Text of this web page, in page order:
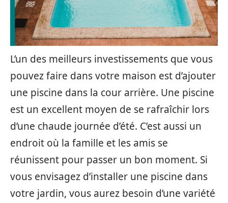
L’un des meilleurs investissements que vous
pouvez faire dans votre maison est d’ajouter
une piscine dans la cour arrière. Une piscine
est un excellent moyen de se rafraîchir lors
d’une chaude journée d’été. C’est aussi un
endroit où la famille et les amis se
réunissent pour passer un bon moment. Si
vous envisagez d’installer une piscine dans
votre jardin, vous aurez besoin d’une variété